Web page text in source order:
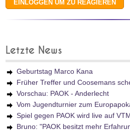
Letzte News
Geburtstag Marco Kana
Früher Treffer und Coosemans
Vorschau: PAOK - Anderlecht
Vom Jugendturnier zum
Spiel gegen PAOK wird live auf
Bruno: "PAOK besitzt mehr